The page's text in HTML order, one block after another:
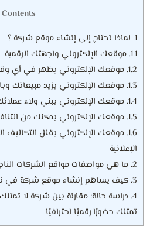
Contents
1. لماذا تحتاج إلى إنشاء موقع شركة ؟
1.1. موقعك الإلكتروني واجهتك الرقمية
1.2. موقعك الإلكتروني يظهر في أي
1.3. موقعك الإلكتروني يزيد مبيعاتك
1.4. موقعك الإلكتروني يبني ولاء
1.5. موقعك الإلكتروني يمكنك من
1.6. موقعك الإلكتروني يقلل التكاليف
الإعلانية
2. ما هي مواصفات مواقع الشركات
3. كيف يساهم إنشاء موقع شركة في
4. دراسة حالة: مقارنة بين شركة لا
تمتلك حضورًا رقميًا احترافيًا